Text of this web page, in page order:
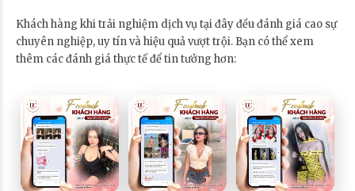
Khách hàng khi trải nghiệm dịch vụ tại đây đều đánh giá cao sự
chuyên nghiệp, uy tín và hiệu quả vượt trội. Bạn có thể xem
thêm các đánh giá thực tế để tin tưởng hơn: